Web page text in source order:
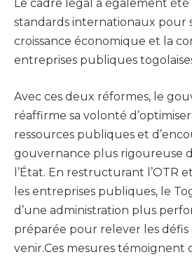
Le cadre légal a également
standards internationaux pour
croissance économique et la
entreprises publiques
Avec ces deux réformes, le
réaffirme sa volonté
ressources publiques et
gouvernance plus rigoureuse
l’État. En restructurant l’OTR
les entreprises publiques, le
d’une administration plus
préparée pour relever les défis
venir.Ces mesures témoignent